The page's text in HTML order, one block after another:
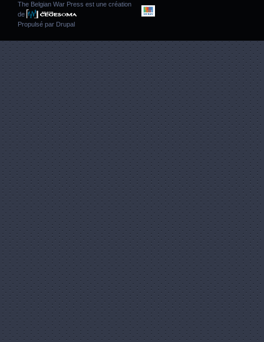
The Belgian War Press est une création
de
Propulsé par Drupal